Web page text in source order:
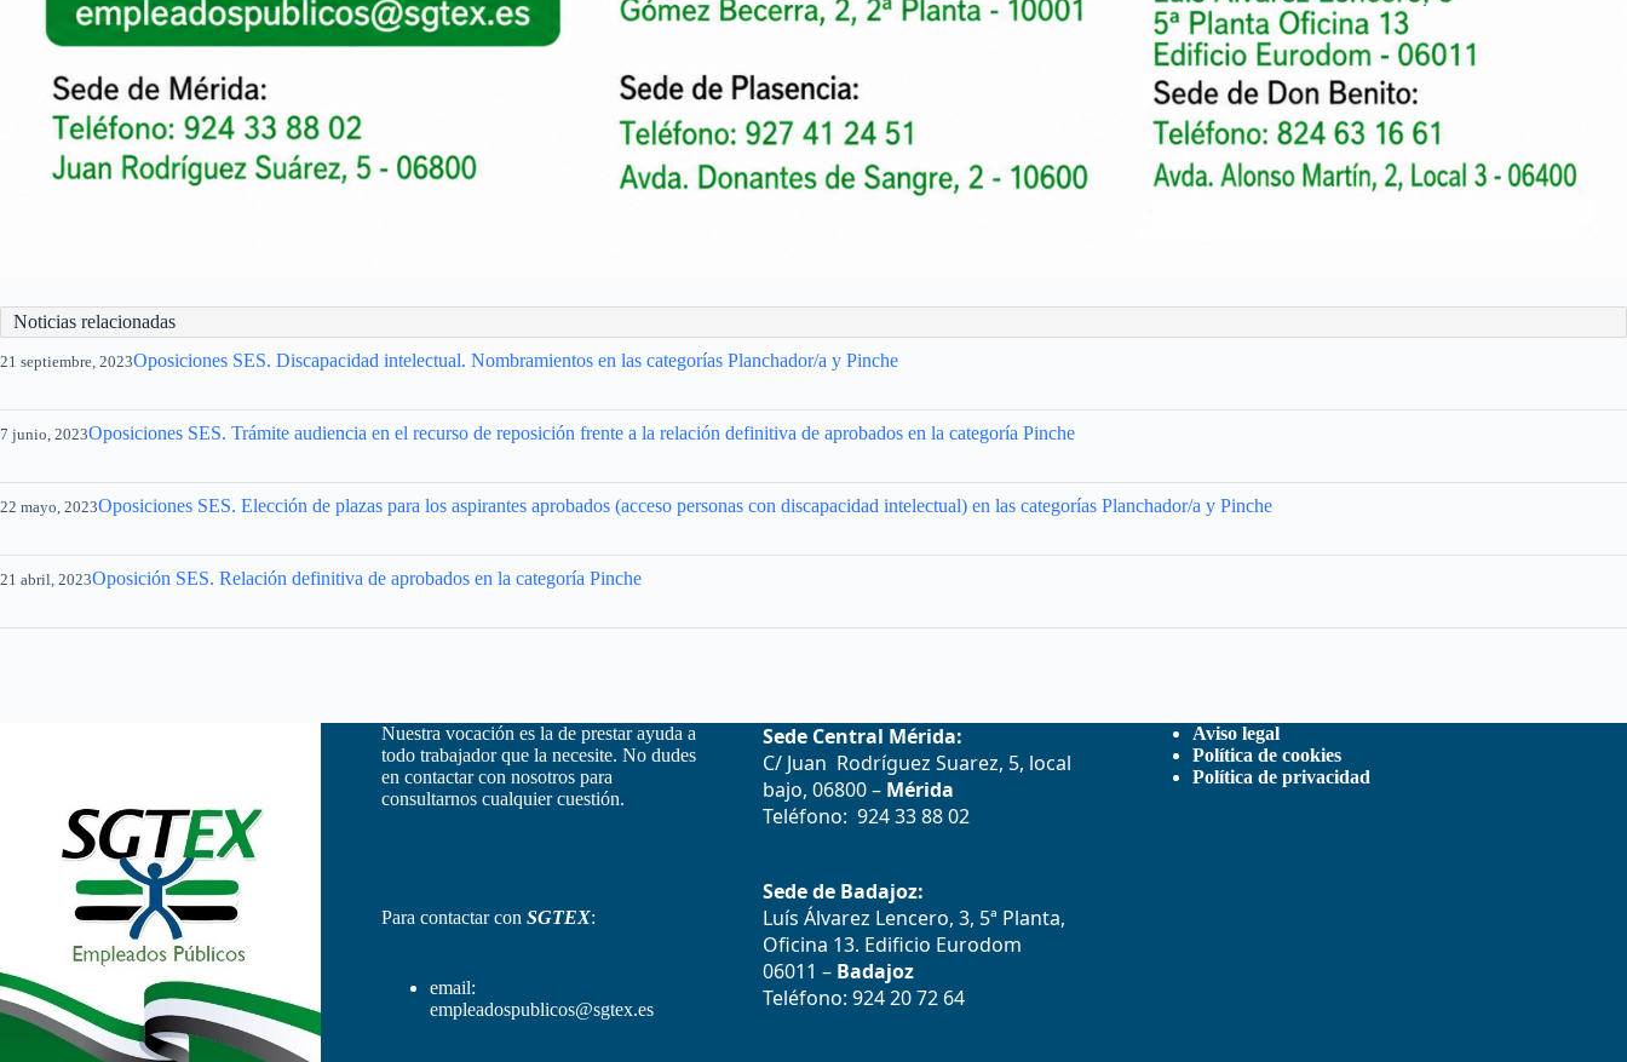
Noticias relacionadas
21 septiembre, 2023Oposiciones SES. Discapacidad intelectual. Nombramientos en las categorías Planchador/a y Pinche
7 junio, 2023Oposiciones SES. Trámite audiencia en el recurso de reposición frente a la relación definitiva de aprobados en la categoría Pinche
22 mayo, 2023Oposiciones SES. Elección de plazas para los aspirantes aprobados (acceso personas con discapacidad intelectual) en las categorías Planchador/a y Pinche
21 abril, 2023Oposición SES. Relación definitiva de aprobados en la categoría Pinche
Nuestra vocación es la de prestar ayuda a
todo trabajador que la necesite. No dudes
en contactar con nosotros para
consultarnos cualquier cuestión.
Para contactar con SGTEX:
email:
empleadospublicos@sgtex.es
Sede Central Mérida:
C/ Juan Rodríguez Suarez, 5, local
bajo, 06800 – Mérida
Teléfono: 924 33 88 02
Sede de Badajoz:
Luís Álvarez Lencero, 3, 5ª Planta,
Oficina 13. Edificio Eurodom
06011 – Badajoz
Teléfono: 924 20 72 64
Aviso legal
Política de cookies
Política de privacidad